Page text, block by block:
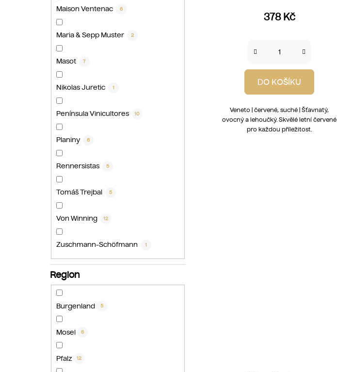
Maison Ventenac 6
Maria & Sepp Muster 2
Masot 7
Nikolas Juretic 1
Península Vinicultores 10
Planiny 6
Rennersistas 5
Tomáš Trejbal 5
Von Winning 12
Zuschmann-Schöfmann 1
Region
Burgenland 5
Mosel 6
Pfalz 12
378 Kč
DO KOŠÍKU
Veneto | červené, suché | Šťavnatý,
ovocný a lehoučký. Skvělé letní červené
pro každou příležitost.